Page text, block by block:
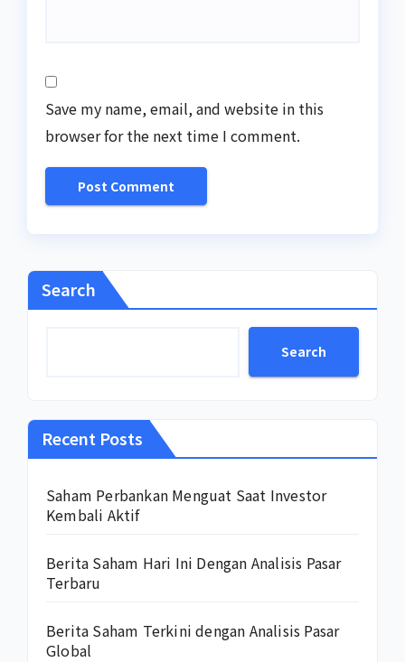
Save my name, email, and website in this
browser for the next time I comment.
Search
Search
Recent Posts
Saham Perbankan Menguat Saat Investor
Kembali Aktif
Berita Saham Hari Ini Dengan Analisis Pasar
Terbaru
Berita Saham Terkini dengan Analisis Pasar
Global